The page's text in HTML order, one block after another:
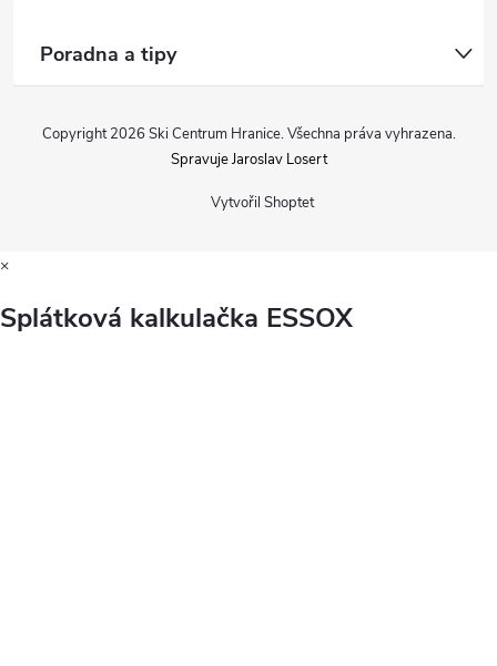
Poradna a tipy
Vytvořil Shoptet
Copyright 2026 Ski Centrum Hranice. Všechna práva vyhrazena.
Spravuje Jaroslav Losert
×
Splátková kalkulačka ESSOX